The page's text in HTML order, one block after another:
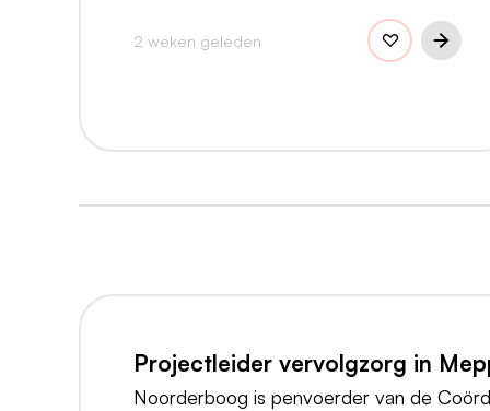
2 weken geleden
Projectleider vervolgzorg in
Noorderboog is penvoerder van de